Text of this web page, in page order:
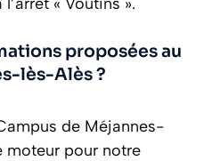
proposées au
lès-Alès ?
de Méjannes-
moteur pour notre